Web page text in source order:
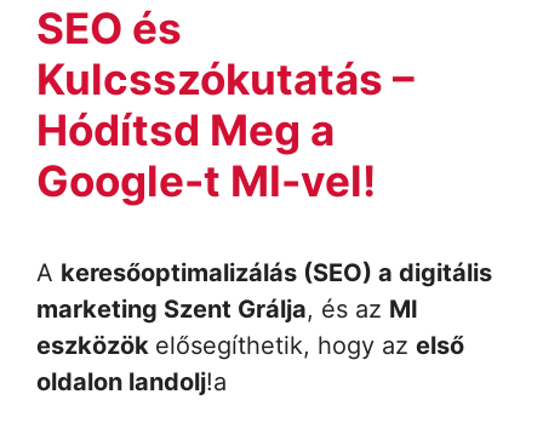
SEO és
Kulcsszókutatás –
Hódítsd Meg a
Google-t MI-vel!
A keresőoptimalizálás (SEO) a digitális
marketing Szent Grálja, és az MI
eszközök elősegíthetik, hogy az első
oldalon landolj!a